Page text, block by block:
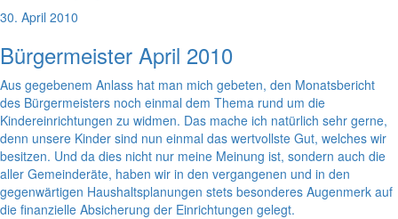
30. April 2010
Bürgermeister April 2010
Aus gegebenem Anlass hat man mich gebeten, den Monatsbericht
des Bürgermeisters noch einmal dem Thema rund um die
Kindereinrichtungen zu widmen. Das mache ich natürlich sehr gerne,
denn unsere Kinder sind nun einmal das wertvollste Gut, welches wir
besitzen. Und da dies nicht nur meine Meinung ist, sondern auch die
aller Gemeinderäte, haben wir in den vergangenen und in den
gegenwärtigen Haushaltsplanungen stets besonderes Augenmerk auf
die finanzielle Absicherung der Einrichtungen gelegt.